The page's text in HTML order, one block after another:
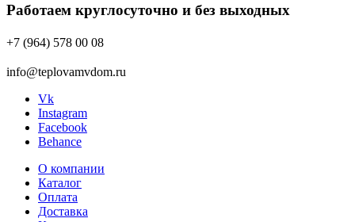
Работаем круглосуточно и без выходных
+7 (964) 578 00 08
info@teplovamvdom.ru
Vk
Instagram
Facebook
Behance
О компании
Каталог
Оплата
Доставка